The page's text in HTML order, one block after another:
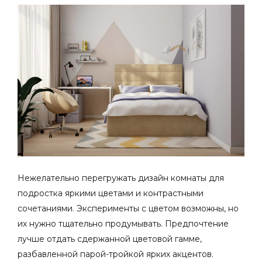
Нежелательно перегружать дизайн комнаты для
подростка яркими цветами и контрастными
сочетаниями. Эксперименты с цветом возможны, но
их нужно тщательно продумывать. Предпочтение
лучше отдать сдержанной цветовой гамме,
разбавленной парой-тройкой ярких акцентов.